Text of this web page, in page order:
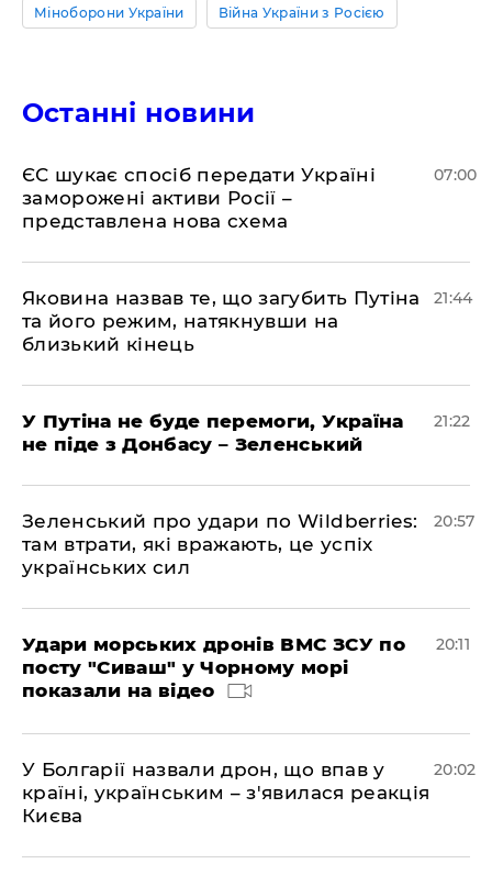
Міноборони України Війна України з Росією
Останні новини
ЄС шукає спосіб передати Україні
заморожені активи Росії –
представлена ​​нова схема
07:00
Яковина назвав те, що загубить Путіна
та його режим, натякнувши на
близький кінець
21:44
У Путіна не буде перемоги, Україна
не піде з Донбасу – Зеленський
21:22
Зеленський про удари по Wildberries:
там втрати, які вражають, це успіх
українських сил
20:57
Удари морських дронів ВМС ЗСУ по
посту "Сиваш" у Чорному морі
показали на відео
20:11
У Болгарії назвали дрон, що впав у
країні, українським – з'явилася реакція
Києва
20:02